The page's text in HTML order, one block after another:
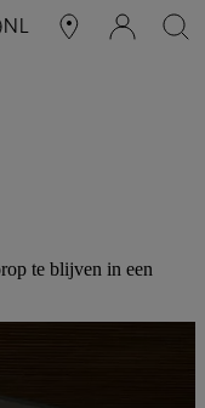
NL
te blijven in een